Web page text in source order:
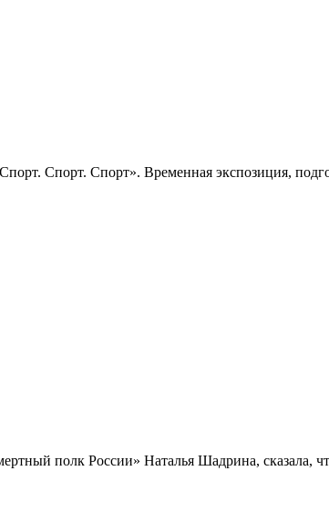
Спорт. Спорт». Временная экспозиция,
полк России» Наталья Шадрина, сказала,